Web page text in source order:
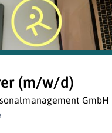
(m/w/d)
GmbH